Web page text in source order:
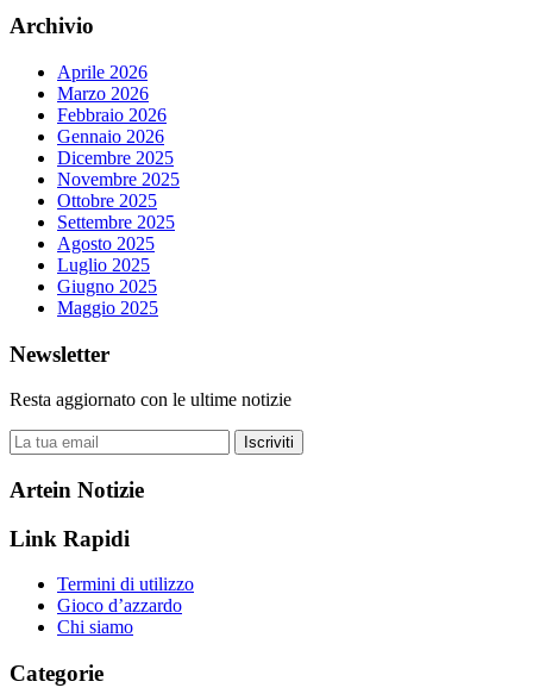
Archivio
Aprile 2026
Marzo 2026
Febbraio 2026
Gennaio 2026
Dicembre 2025
Novembre 2025
Ottobre 2025
Settembre 2025
Agosto 2025
Luglio 2025
Giugno 2025
Maggio 2025
Newsletter
Resta aggiornato con le ultime notizie
Iscriviti
Artein Notizie
Link Rapidi
Termini di utilizzo
Gioco d’azzardo
Chi siamo
Categorie